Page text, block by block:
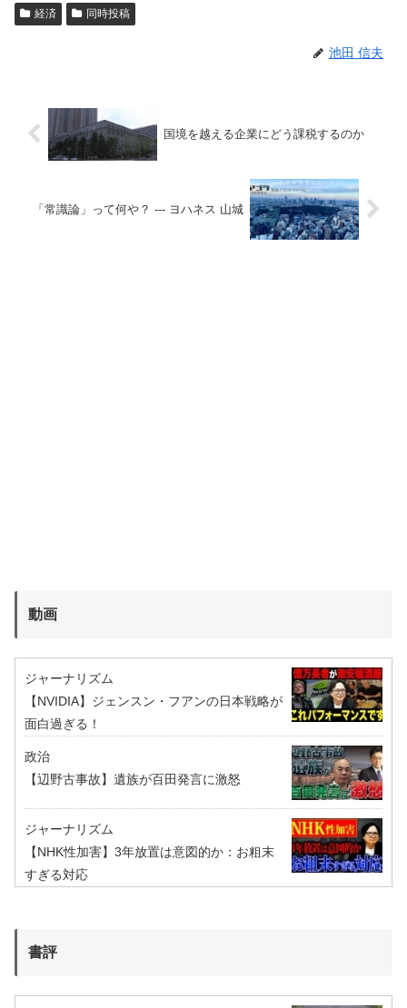
経済 同時投稿
池田 信夫
国境を越える企業にどう課税するのか
「常識論」って何や？ --- ヨハネス 山城
動画
ジャーナリズム
【NVIDIA】ジェンスン・フアンの日本戦略が
面白過ぎる！
政治
【辺野古事故】遺族が百田発言に激怒
ジャーナリズム
【NHK性加害】3年放置は意図的か：お粗末
すぎる対応
書評